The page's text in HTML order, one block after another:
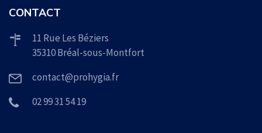
CONTACT
11 Rue Les Béziers
35310 Bréal-sous-Montfort
contact@prohygia.fr
02 99 31 54 19